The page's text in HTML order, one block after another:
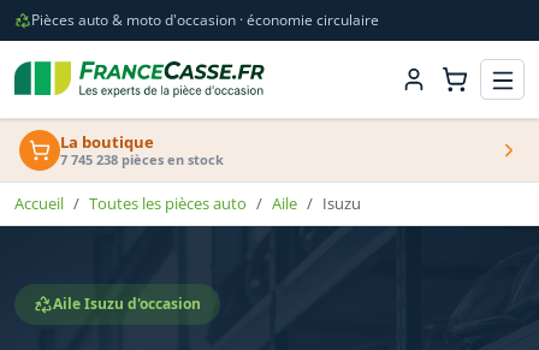
Pièces auto & moto d'occasion · économie circulaire
La boutique
7 745 238 pièces en stock
Accueil Toutes les pièces auto Aile Isuzu
Aile Isuzu d'occasion